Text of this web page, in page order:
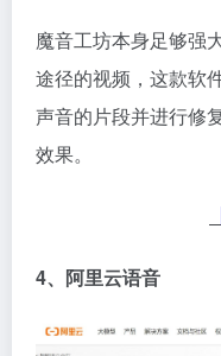
魔音工坊本身足够强
途径的视频，这款软
声音的片段并进行修
效果。
4、阿里云语音